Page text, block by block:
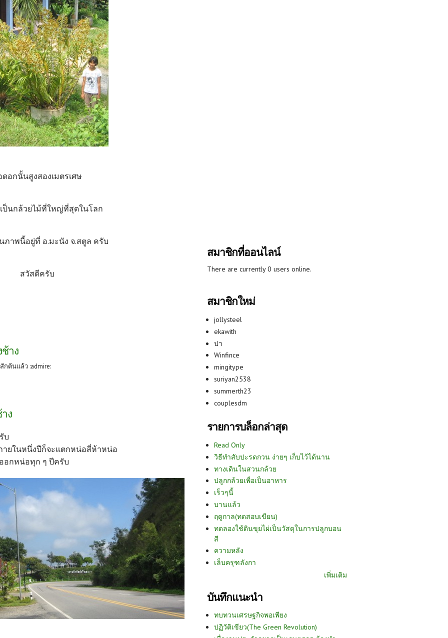
อกนั้นสูงสองเมตรเศษ
ป็นกล้วยไม้ที่ใหญ่ที่สุดในโลก
ภาพนี้อยู่ที่ อ.มะนัง จ.สตูล ครับ
สวัสดีครับ
ช้าง
กต้นแล้ว :admire:
ง
บ
ยในหนึ่งปีก็จะแตกหน่อสี่ห้าหน่อ
อกหน่อทุก ๆ ปีครับ
สมาชิกที่ออนไลน์
There are currently 0 users online.
สมาชิกใหม่
jollysteel
ekawith
ปา
Winfince
mingitype
suriyan2538
summerth23
couplesdm
รายการบล็อกล่าสุด
Read Only
วิธีทำสับปะรดกวน ง่ายๆ เก็บไว้ได้นาน
ทางเดินในสวนกล้วย
ปลูกกล้วยเพื่อเป็นอาหาร
เร็วๆนี้
บานแล้ว
ฤดูกาล(ทดสอบเขียน)
ทดลองใช้ดินขุยไผ่เป็นวัสดุในการปลูกบอน
สี
ความหลัง
เล็บครุฑลังกา
เพิ่มเติม
บันทึกแนะนำ
ทบทวนเศรษฐกิจพอเพียง
ปฏิวัติเขียว(The Green Revolution)